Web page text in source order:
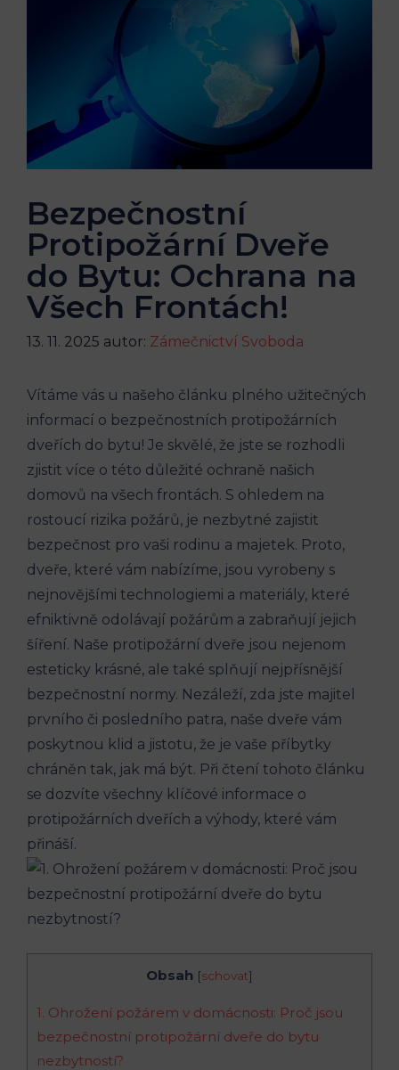
Bezpečnostní
Protipožární Dveře
do Bytu: Ochrana na
Všech Frontách!
13. 11. 2025 autor: Zámečnictví Svoboda
Vítáme vás u našeho článku plného užitečných
informací o bezpečnostních protipožárních
dveřích do bytu! Je skvělé, že jste se rozhodli
zjistit více o této důležité ochraně našich
domovů na všech frontách. S ohledem na
rostoucí rizika požárů, je nezbytné zajistit
bezpečnost pro vaši rodinu a majetek. Proto,
dveře, které vám nabízíme, jsou vyrobeny s
nejnovějšími technologiemi a materiály, které
efniktivně odolávají požárům a zabraňují jejich
šíření. Naše protipožární dveře jsou nejenom
esteticky krásné, ale také splňují nejpřísnější
bezpečnostní normy. Nezáleží, zda jste majitel
prvního či posledního patra, naše dveře vám
poskytnou klid a jistotu, že je vaše příbytky
chráněn tak, jak má být. Při čtení tohoto článku
se dozvíte všechny klíčové informace o
protipožárních dveřích a výhody, které vám
přináší.
Obsah [schovat]
1. Ohrožení požárem v domácnosti: Proč jsou
bezpečnostní protipožární dveře do bytu
nezbytností?